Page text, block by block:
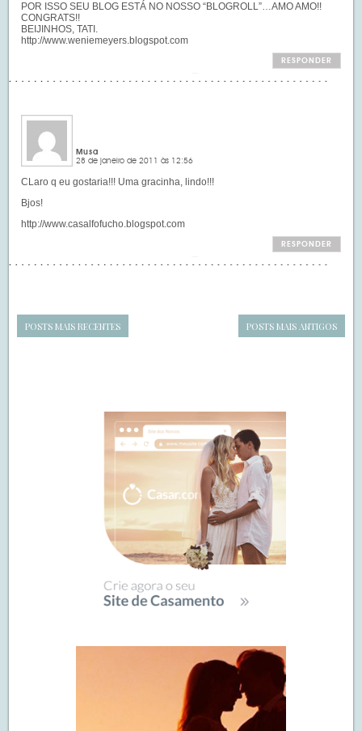
POR ISSO SEU BLOG ESTÁ NO NOSSO “BLOGROLL”…AMO AMO!!
CONGRATS!!
BEIJINHOS, TATI.
http://www.weniemeyers.blogspot.com
RESPONDER
Musa
28 de janeiro de 2011 às 12:56
CLaro q eu gostaria!!! Uma gracinha, lindo!!!
Bjos!
http://www.casalfofucho.blogspot.com
RESPONDER
POSTS MAIS RECENTES POSTS MAIS ANTIGOS
SIDEBAR